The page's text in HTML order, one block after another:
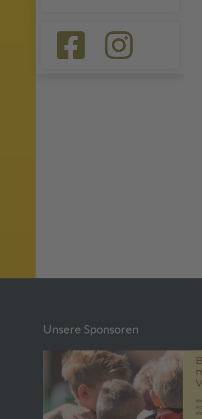
Unsere Sponsoren